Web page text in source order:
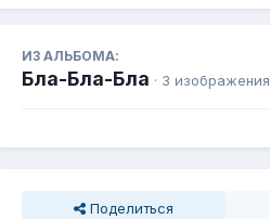
ИЗ АЛЬБОМА:
Бла-Бла-Бла · 3 изображения
Поделиться